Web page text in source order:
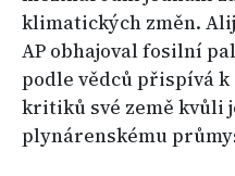
klimatických změn.
AP obhajoval fosilní
podle vědců přispívá
kritiků své země kvůli
plynárenskému